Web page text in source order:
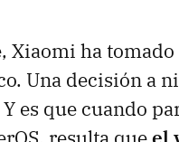
Xiaomi ha
Una decisión a
es que cuando